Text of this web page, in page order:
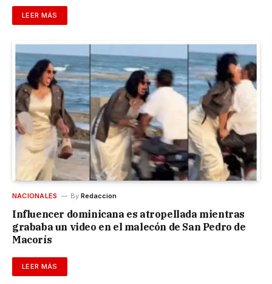
LEER MÁS
NACIONALES By Redaccion
Influencer dominicana es atropellada mientras
grababa un video en el malecón de San Pedro de
Macorís
LEER MÁS